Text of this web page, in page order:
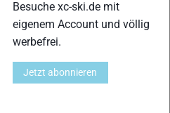
24
Besuche xc-ski.de mit
eigenem Account und völlig
werbefrei.
Jetzt abonnieren